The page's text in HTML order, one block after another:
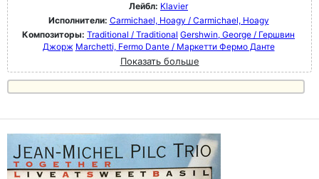
Лейбл: Klavier
Исполнители: Carmichael, Hoagy / Carmichael, Hoagy
Композиторы: Traditional / Traditional Gershwin, George / Гершвин
Джорж Marchetti, Fermo Dante / Маркетти Фермо Данте
Показать больше